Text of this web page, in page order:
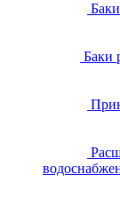
Баки